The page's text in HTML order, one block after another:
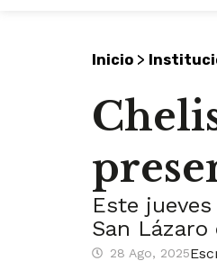
Inicio >
Este
San Lázaro
28 Ago, 2025